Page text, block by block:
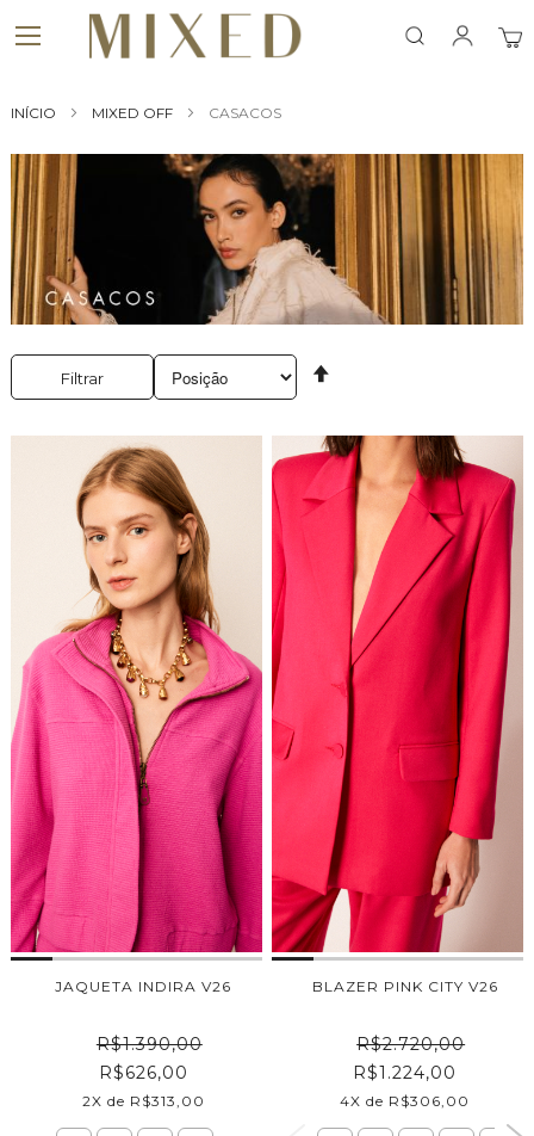
Search
INÍCIO MIXED OFF CASACOS
Filtrar
JAQUETA INDIRA V26
R$1.390,00
R$626,00
2X de R$313,00
BLAZER PINK CITY V26
R$2.720,00
R$1.224,00
4X de R$306,00